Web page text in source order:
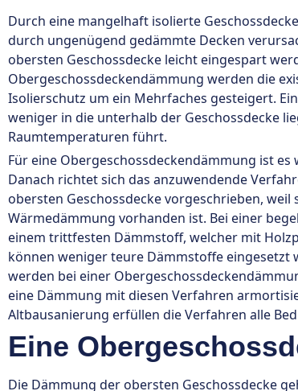
Durch eine mangelhaft isolierte
durch ungenügend gedämmte Decken
obersten Geschossdecke leicht eingespart
Obergeschossdeckendämmung werden die
Isolierschutz um ein Mehrfaches gesteigert.
weniger in die unterhalb der Geschossdecke
Raumtemperaturen führt.
Für eine Obergeschossdeckendämmung ist
Danach richtet sich das anzuwendende
obersten Geschossdecke vorgeschrieben,
Wärmedämmung vorhanden ist. Bei einer
einem trittfesten Dämmstoff, welcher mit
können weniger teure Dämmstoffe eingesetzt
werden bei einer
eine Dämmung mit diesen Verfahren
Altbausanierung erfüllen die Verfahren alle
Eine
Die Dämmung der obersten Geschossdecke